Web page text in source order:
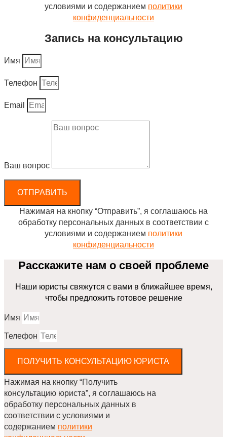
условиями и содержанием политики
конфиденциальности
Запись на консультацию
Имя
Телефон
Email
Ваш вопрос
ОТПРАВИТЬ
Нажимая на кнопку “Отправить”, я соглашаюсь на
обработку персональных данных в соответствии с
условиями и содержанием политики
конфиденциальности
Расскажите нам о своей проблеме
Наши юристы свяжутся с вами в ближайшее время,
чтобы предложить готовое решение
Имя
Телефон
ПОЛУЧИТЬ КОНСУЛЬТАЦИЮ ЮРИСТА
Нажимая на кнопку “Получить
консультацию юриста”, я соглашаюсь на
обработку персональных данных в
соответствии с условиями и
содержанием политики